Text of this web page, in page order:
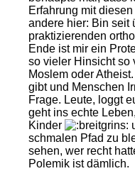
Erfahrung mit
andere hier: Bin seit
praktizierenden
Ende ist mir ein
so vieler Hinsicht so
Moslem oder
gibt und Menschen
Frage. Leute, loggt
geht ins echte
Kinder
schmalen Pfad zu
sehen, wer recht
Polemik ist dämlich.